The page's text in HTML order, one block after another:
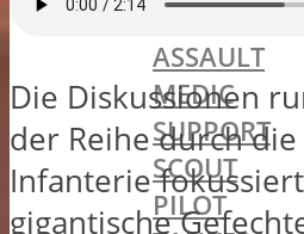
KLASSEN
ASSAULT
MEDIC
SUPPORT
SCOUT
PILOT
Die Diskussionen
der Reihe durch
Infanterie
gigantische